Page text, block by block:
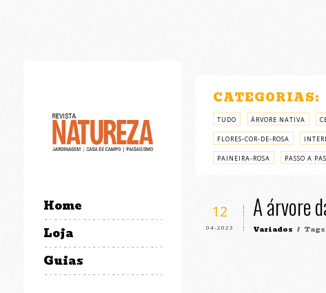
Home
Loja
Guias
CATEGORIAS:
TUDO ÁRVORE NATIVA
FLORES-COR-DE-ROSA
PAINEIRA-ROSA PASSO A
12
04-2023
A árvore
Variados /